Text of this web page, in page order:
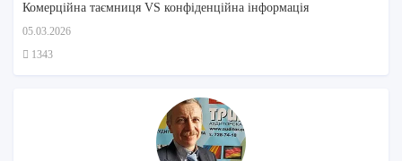
Комерційна таємниця VS конфіденційна інформація
05.03.2026
1343